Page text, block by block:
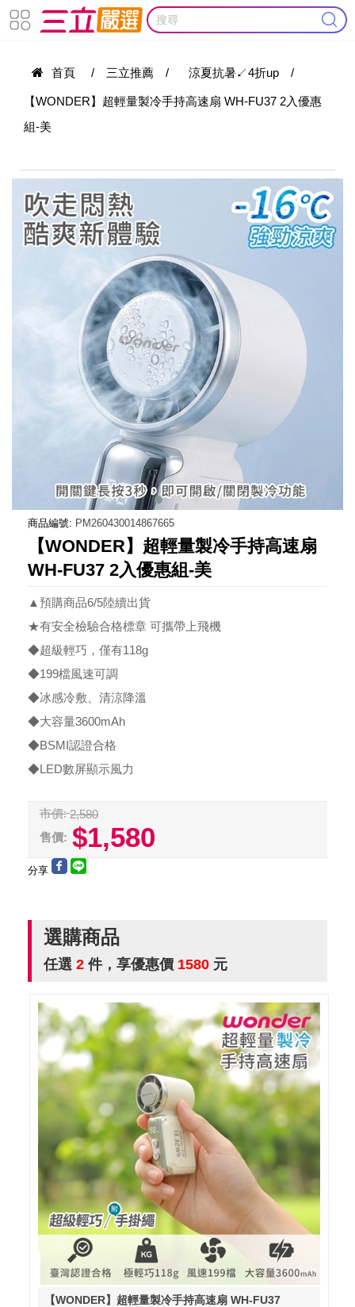
首頁 / 三立推薦 / 涼夏抗暑↙4折up /
【WONDER】超輕量製冷手持高速扇 WH-FU37 2入優惠
組-美
商品編號: PM260430014867665
【WONDER】超輕量製冷手持高速扇
WH-FU37 2入優惠組-美
▲預購商品6/5陸續出貨
★有安全檢驗合格標章 可攜帶上飛機
◆超級輕巧，僅有118g
◆199檔風速可調
◆冰感冷敷、清涼降溫
◆大容量3600mAh
◆BSMI認證合格
◆LED數屏顯示風力
市價: 2,580
售價: $1,580
分享
選購商品
任選 2 件，享優惠價 1580 元
【WONDER】超輕量製冷手持高速扇 WH-FU37